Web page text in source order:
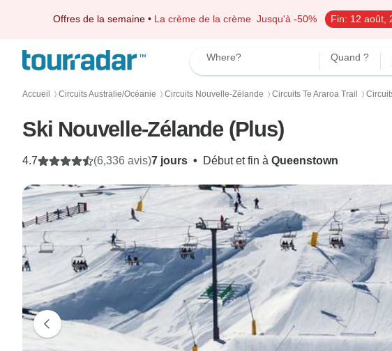
Offres de la semaine • La crème de la crème Jusqu'à -50% Fin: 12 août,
Where? Quand ?
Accueil 〉 Circuits Australie/Océanie 〉 Circuits Nouvelle-Zélande 〉 Circuits Te Araroa Trail 〉
Ski Nouvelle-Zélande (Plus)
7 jours • Début et fin à Queenstown
4.7 (6,336 avis)